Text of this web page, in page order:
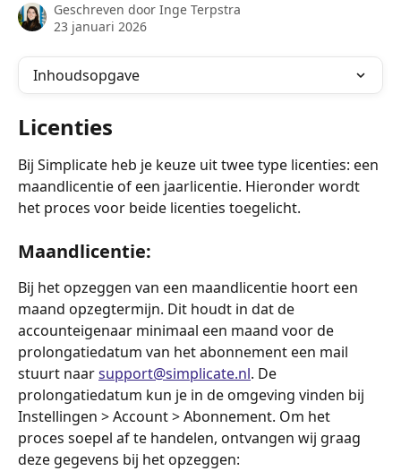
Geschreven door Inge Terpstra
23 januari 2026
Inhoudsopgave
Licenties
Bij Simplicate heb je keuze uit twee type licenties: een
maandlicentie of een jaarlicentie. Hieronder wordt
het proces voor beide licenties toegelicht.
Maandlicentie:
Bij het opzeggen van een maandlicentie hoort een
maand opzegtermijn. Dit houdt in dat de
accounteigenaar minimaal een maand voor de
prolongatiedatum van het abonnement een mail
stuurt naar support@simplicate.nl. De
prolongatiedatum kun je in de omgeving vinden bij
Instellingen > Account > Abonnement. Om het
proces soepel af te handelen, ontvangen wij graag
deze gegevens bij het opzeggen: